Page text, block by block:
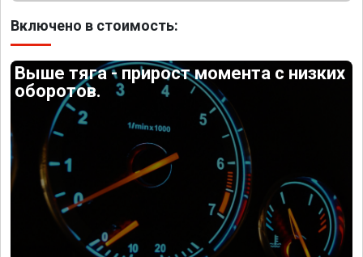
Включено в стоимость:
Выше тяга - прирост момента с низких
оборотов.